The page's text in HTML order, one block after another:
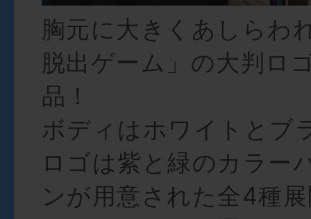
胸元に大きくあしらわ
脱出ゲーム」の大判ロ
品！
ボディはホワイトとブ
ロゴは紫と緑のカラー
ンが用意された全4種